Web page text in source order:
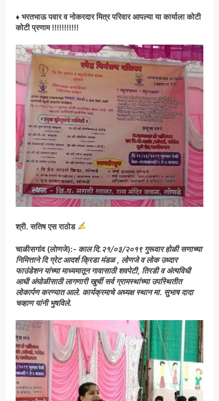
♦ भरतभाऊ पवार व नोकरदार मित्र परिवार आपल्या या कार्याला कोटी
कोटी प्रणाम !!!!!!!!!!!
श्री. सतिष एस राठोड
चाळीसगांव (लोणजे):- काल दि.२१/०३/२०१९ गुरूवार होळी सणाच्या
निमित्ताने दि ग्रेट आदर्श क्रिडा मंडळ , लोणजे व लोक उध्दार
फाउंडेशन यांच्या माध्यमातून गावासाठी शवपेटी, तिरडी व अंत्यविधी
आधी अंघोळीसाठी लागणारी खुर्ची सर्व ग्रामस्थांच्या उपस्थितीत
लोकार्पण करण्यात आले. कार्यक्रमाचे अध्यक्ष स्थान मा. सुभाष दादा
चव्हाण यांनी भुषविले.